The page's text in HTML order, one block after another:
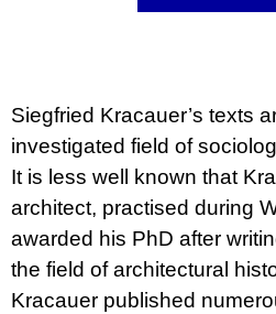
Siegfried Kracauer’s texts
investigated field of
It is less well known that
architect, practised during
awarded his PhD after
the field of architectural
Kracauer published